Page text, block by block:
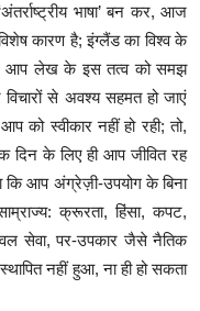
भाषा’ बन कर, आज
कारण है; इंग्लैंड का विश्व के
आप लेख के इस तत्व को समझ
से अवश्य सहमत हो जाएं
को स्वीकार नहीं हो रही; तो,
दिन के लिए ही आप जीवित रह
आप अंग्रेज़ी-उपयोग के बिना
क्रूरता, हिंसा, कपट,
सेवा, पर-उपकार जैसे नैतिक
नहीं हुआ, ना ही हो सकता